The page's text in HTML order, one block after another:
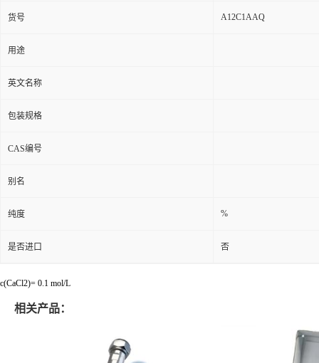
货号 A12C1AAQ
用途
英文名称
包装规格
CAS编号
别名
纯度 %
是否进口 否
c(CaCl2)= 0.1 mol/L
相关产品：